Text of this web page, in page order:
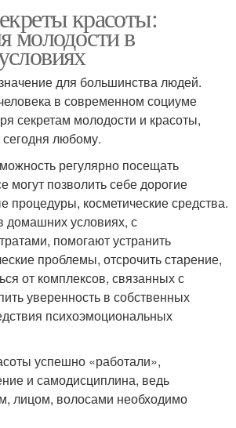
красоты:
молодости в
для большинства людей.
в современном социуме
секретам молодости и красоты,
любому.
регулярно посещать
могут позволить себе дорогие
процедуры, косметические средства.
домашних условиях, с
помогают устранить
проблемы, отсрочить старение,
от комплексов, связанных с
уверенность в собственных
психоэмоциональных
успешно «работали»,
и самодисциплина, ведь
лицом, волосами необходимо